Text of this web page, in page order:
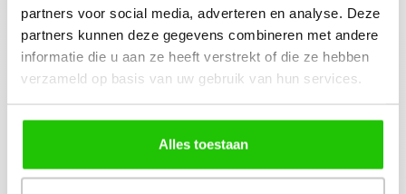
partners voor social media, adverteren en analyse. Deze
partners kunnen deze gegevens combineren met andere
informatie die u aan ze heeft verstrekt of die ze hebben
verzameld op basis van uw gebruik van hun services.
Alles toestaan
Bouw je eigen
beauty community!
Advies nodig of een
gratis workshop
boeken? Neem
contact op met
jouw adviseuse of
mail ons!